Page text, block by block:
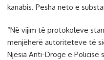
kanabis. Pesha neto e
“Në vijim të protokoleve
menjëherë autoriteteve të
Njësia Anti-Drogë e Policisë